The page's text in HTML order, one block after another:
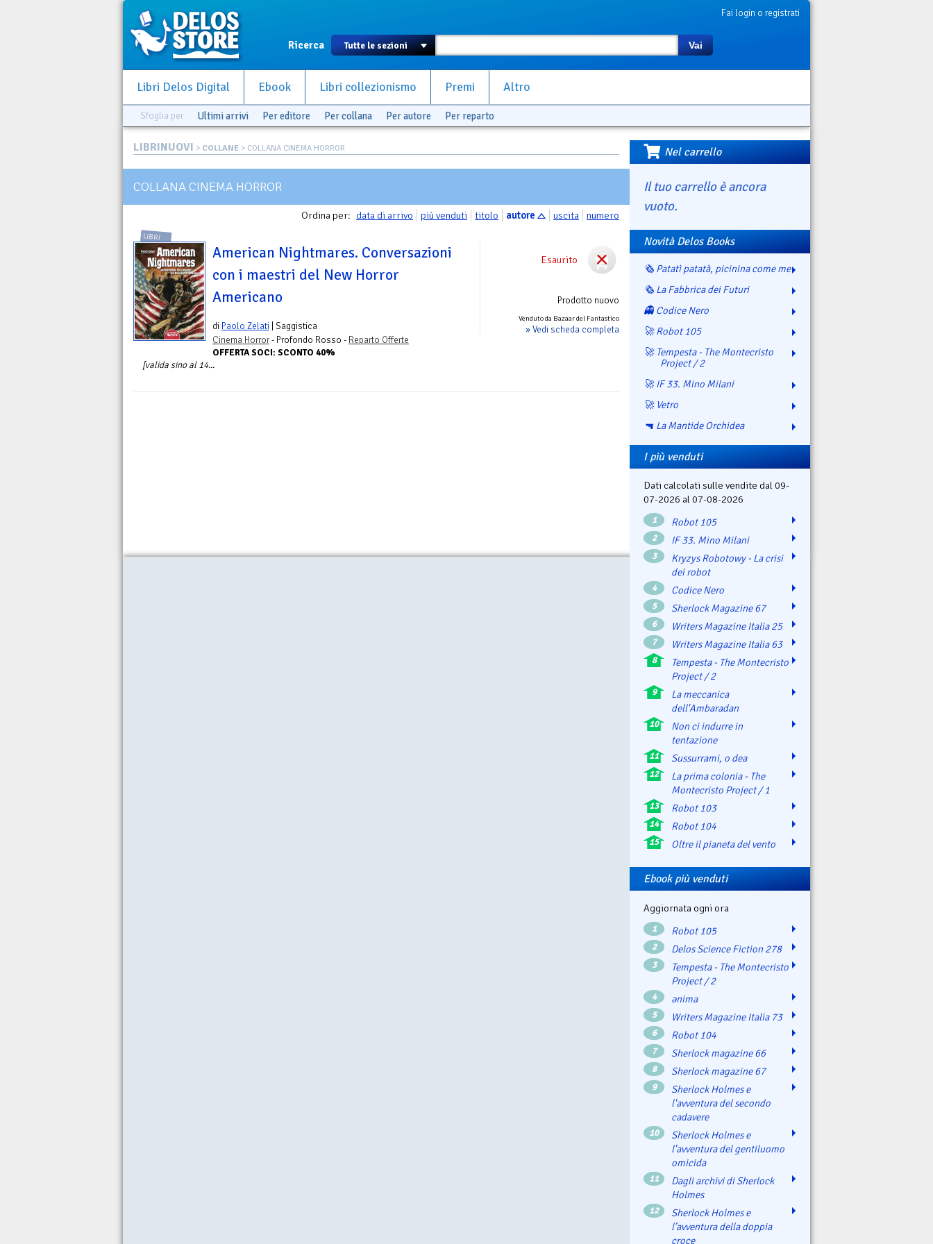
Fai login o registrati
Ricerca Vai
Libri Delos Digital Ebook Libri collezionismo Premi Altro
Sfoglia per Ultimi arrivi Per editore Per collana Per autore Per reparto
LIBRINUOVI > COLLANE > COLLANA CINEMA HORROR
COLLANA CINEMA HORROR
Ordina per: data di arrivo più venduti titolo autore uscita numero
Esaurito
Prodotto nuovo
Venduto da Bazaar del Fantastico
» Vedi scheda completa
LIBRI
American Nightmares. Conversazioni
con i maestri del New Horror
Americano
di Paolo Zelati | Saggistica
Cinema Horror- Profondo Rosso - Reparto Offerte
OFFERTA SOCI: SCONTO 40%
[valida sino al 14...
Nel carrello
Il tuo carrello è ancora
vuoto.
Novità Delos Books
🗞️ Patatì patatà, picinina come me
🗞️ La Fabbrica dei Futuri
👻 Codice Nero
🚀 Robot 105
🚀 Tempesta - The Montecristo
Project / 2
🚀 IF 33. Mino Milani
🚀 Vetro
🔫 La Mantide Orchidea
I più venduti
Dati calcolati sulle vendite dal 09-
07-2026 al 07-08-2026
1 Robot 105
2 IF 33. Mino Milani
3
Kryzys Robotowy - La crisi
dei robot
4 Codice Nero
5 Sherlock Magazine 67
6 Writers Magazine Italia 25
7 Writers Magazine Italia 63
8
Tempesta - The Montecristo
Project / 2
9
La meccanica
dell'Ambaradan
10
Non ci indurre in
tentazione
11 Sussurrami, o dea
12
La prima colonia - The
Montecristo Project / 1
13 Robot 103
14 Robot 104
15 Oltre il pianeta del vento
Ebook più venduti
Aggiornata ogni ora
1 Robot 105
2 Delos Science Fiction 278
3
Tempesta - The Montecristo
Project / 2
4 ənima
5 Writers Magazine Italia 73
6 Robot 104
7 Sherlock magazine 66
8 Sherlock magazine 67
9
Sherlock Holmes e
l'avventura del secondo
cadavere
10
Sherlock Holmes e
l’avventura del gentiluomo
omicida
11
Dagli archivi di Sherlock
Holmes
12
Sherlock Holmes e
l’avventura della doppia
croce